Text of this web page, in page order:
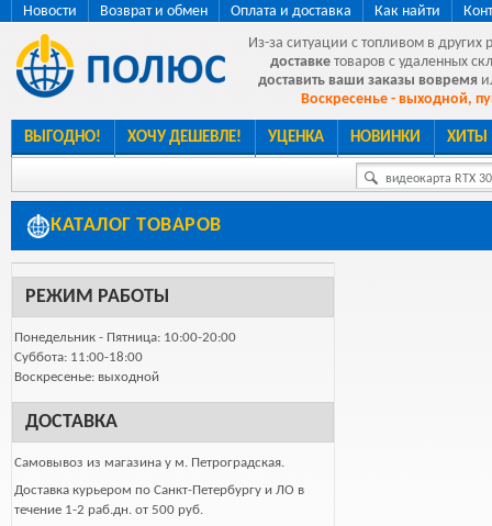
Новости Возврат и обмен Оплата и доставка Как найти
Из-за ситуации с топливом в других
доставке товаров с удаленных
доставить ваши заказы вовремя
Воскресенье - выходной,
ВЫГОДНО! ХОЧУ ДЕШЕВЛЕ! УЦЕНКА НОВИНКИ ХИТЫ
видеокарта RTX
КАТАЛОГ ТОВАРОВ
РЕЖИМ РАБОТЫ
Понедельник - Пятница: 10:00-20:00
Суббота: 11:00-18:00
Воскресенье: выходной
ДОСТАВКА
Самовывоз из магазина у м. Петроградская.
Доставка курьером по Санкт-Петербургу и ЛО в
течение 1-2 раб.дн. от 500 руб.